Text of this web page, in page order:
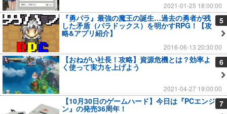
2021-01-25 18:00:00
5
『勇パラ』最強の魔王の誕生…過去の勇者が残
した矛盾（パラドックス）を明かすRPG！【攻
略&アプリ紹介】
2016-06-13 20:30:00
6
【おねがい社長！攻略】資源危機とは？効率よ
く使って実力を上げよう
2021-04-27 19:00:00
7
【10月30日のゲームハード】今日は『PCエンジ
ン』の発売36周年！